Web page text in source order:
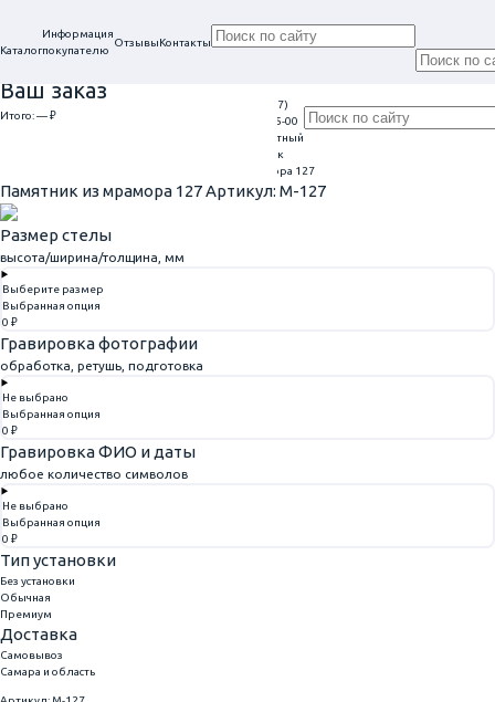
Каталог
Информация
покупателю
ОтзывыКонтакты
Ваш заказ
Итого:— ₽
Проконсультируем
+7 (917)
113-05-00
Обратный
звонок
Памятник из мрамора 127
Памятник из мрамора 127Артикул: M-127
Размер стелы
высота/ширина/толщина, мм
Выберите размер
Выбранная опция
0 ₽
Гравировка фотографии
обработка, ретушь, подготовка
Не выбрано
Выбранная опция
0 ₽
Гравировка ФИО и даты
любое количество символов
Не выбрано
Выбранная опция
0 ₽
Тип установки
Без установки
Обычная
Премиум
Доставка
Самовывоз
Самара и область